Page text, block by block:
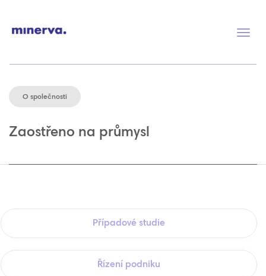
O společnosti
Zaostřeno na průmysl
Případové studie
Řízení podniku